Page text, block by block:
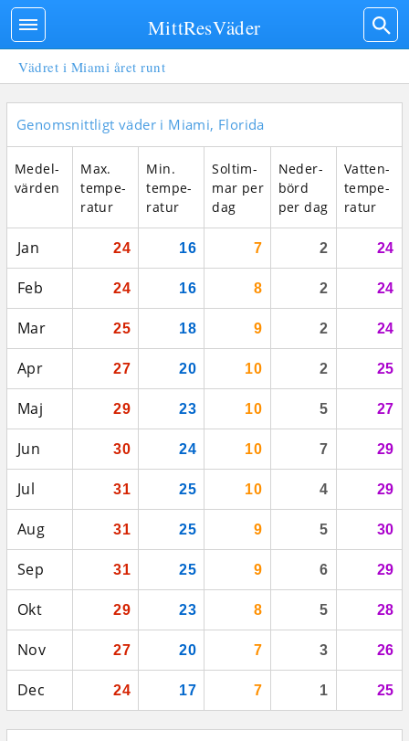
Vädret i Miami året runt
Genomsnittligt väder i Miami, Florida
Medel­
vär­den
Max.
tempe­
ratur
Min.
tempe­
ratur
Sol­tim­
mar per
dag
Neder­
börd
per dag
Vatten­
tempe­
ratur
Jan 24 16 7 2 24
Feb 24 16 8 2 24
Mar 25 18 9 2 24
Apr 27 20 10 2 25
Maj 29 23 10 5 27
Jun 30 24 10 7 29
Jul 31 25 10 4 29
Aug 31 25 9 5 30
Sep 31 25 9 6 29
Okt 29 23 8 5 28
Nov 27 20 7 3 26
Dec 24 17 7 1 25
MittResVäder